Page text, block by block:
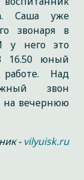
Саша уже
звонаря в
у него это
16.50 юный
Над
звон
на вечернюю
- vilyuisk.ru